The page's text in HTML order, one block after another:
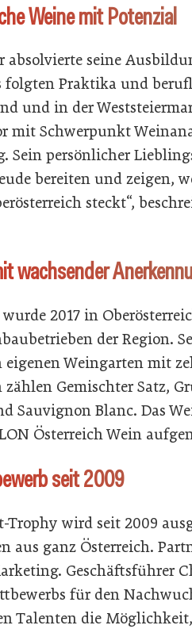
Weine mit Potenzial
absolvierte seine
folgten Praktika und
und in der
mit Schwerpunkt
Sein persönlicher
bereiten und zeigen,
steckt“,
wachsender
2017 in
der Region.
eigenen Weingarten mit
Gemischter Satz,
Sauvignon Blanc. Das
Österreich Wein
seit 2009
Trophy wird seit 2009
aus ganz Österreich.
Geschäftsführer
für den
Talenten die